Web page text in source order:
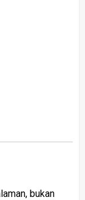
bukan